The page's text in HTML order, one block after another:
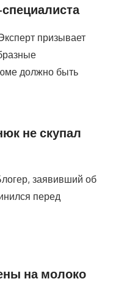
призывает
должно быть
не скупал
заявивший об
перед
на молоко